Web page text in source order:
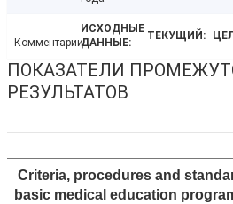
Комментарии
ПОКАЗАТЕЛИ
РЕЗУЛЬТАТОВ
Criteria, procedures and
basic medical education